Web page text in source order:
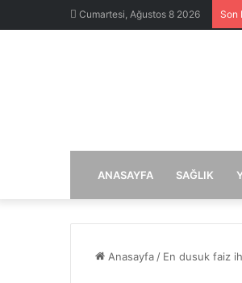
Cumartesi, Ağustos 8 2026 Son
ANASAYFA SAĞLIK
Anasayfa / En dusuk faiz